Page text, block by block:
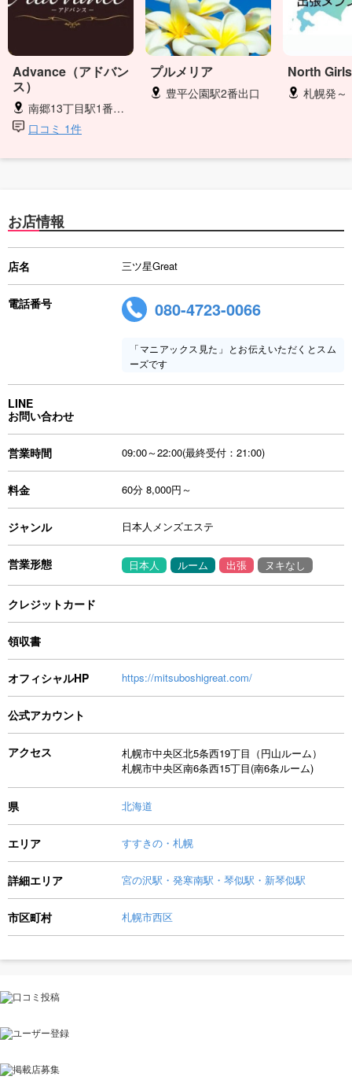
Advance（アドバン
ス）
南郷13丁目駅1番出口徒歩3分
口コミ 1件
プルメリア
豊平公園駅2番出口
North Girls
札幌発～
お店情報
店名 三ツ星Great
電話番号 080-4723-0066
「マニアックス見た」とお伝えいただくとスム
ーズです
LINE
お問い合わせ
営業時間 09:00～22:00(最終受付：21:00)
料金 60分 8,000円～
ジャンル 日本人メンズエステ
営業形態 日本人 ルーム 出張 ヌキなし
クレジットカード
領収書
オフィシャルHP https://mitsuboshigreat.com/
公式アカウント
アクセス
札幌市中央区北5条西19丁目（円山ルーム）
札幌市中央区南6条西15丁目(南6条ルーム)
県 北海道
エリア すすきの・札幌
詳細エリア 宮の沢駅・発寒南駅・琴似駅・新琴似駅
市区町村 札幌市西区